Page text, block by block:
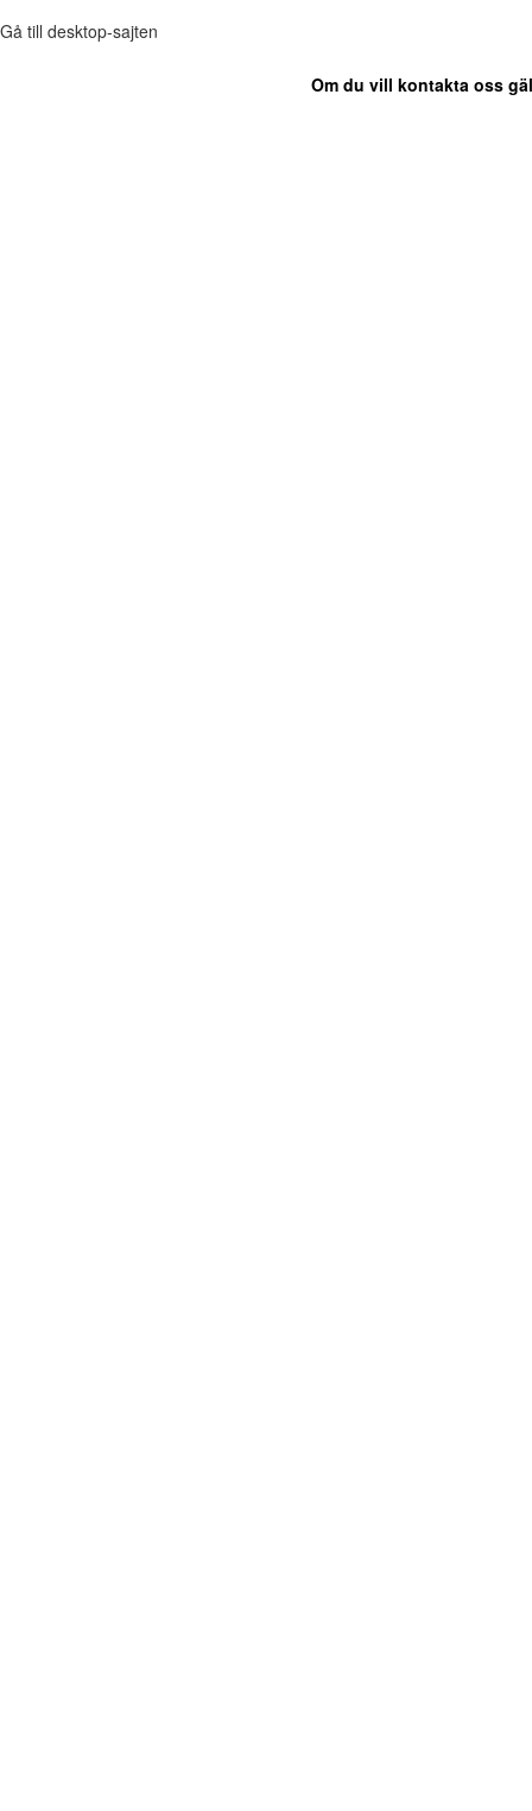
Gå till desktop-sajten
Om du vill kontakta oss